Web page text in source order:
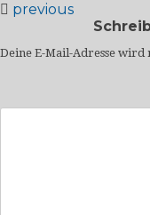
previous
Deine E-Mail-Adresse